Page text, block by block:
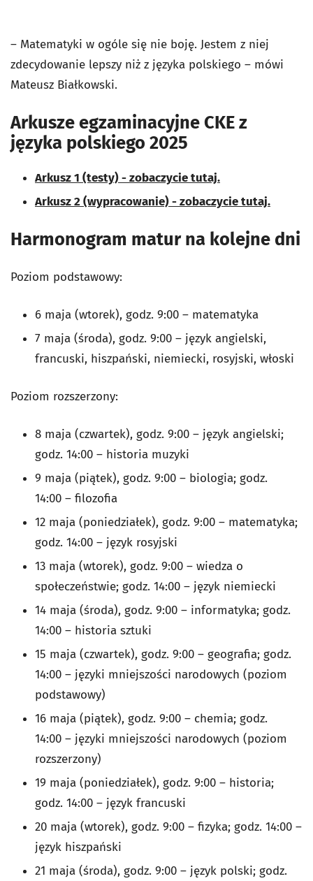
– Matematyki w ogóle się nie boję. Jestem z niej
zdecydowanie lepszy niż z języka polskiego – mówi
Mateusz Białkowski.
Arkusze egzaminacyjne CKE z
języka polskiego 2025
Arkusz 1 (testy) - zobaczycie tutaj.
Arkusz 2 (wypracowanie) - zobaczycie tutaj.
Harmonogram matur na kolejne dni
Poziom podstawowy:
6 maja (wtorek), godz. 9:00 – matematyka
7 maja (środa), godz. 9:00 – język angielski,
francuski, hiszpański, niemiecki, rosyjski, włoski
Poziom rozszerzony:
8 maja (czwartek), godz. 9:00 – język angielski;
godz. 14:00 – historia muzyki
9 maja (piątek), godz. 9:00 – biologia; godz.
14:00 – filozofia
12 maja (poniedziałek), godz. 9:00 – matematyka;
godz. 14:00 – język rosyjski
13 maja (wtorek), godz. 9:00 – wiedza o
społeczeństwie; godz. 14:00 – język niemiecki
14 maja (środa), godz. 9:00 – informatyka; godz.
14:00 – historia sztuki
15 maja (czwartek), godz. 9:00 – geografia; godz.
14:00 – języki mniejszości narodowych (poziom
podstawowy)
16 maja (piątek), godz. 9:00 – chemia; godz.
14:00 – języki mniejszości narodowych (poziom
rozszerzony)
19 maja (poniedziałek), godz. 9:00 – historia;
godz. 14:00 – język francuski
20 maja (wtorek), godz. 9:00 – fizyka; godz. 14:00 –
język hiszpański
21 maja (środa), godz. 9:00 – język polski; godz.